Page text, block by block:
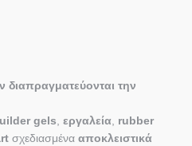
διαπραγματεύονται την
gels εργαλεία rubber
σχεδιασμένα αποκλειστικά